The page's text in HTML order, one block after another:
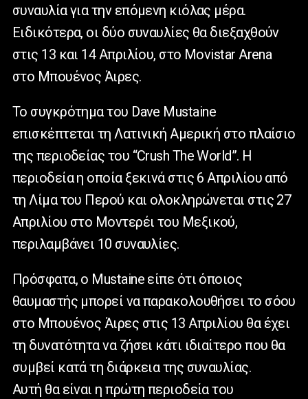
συναυλία για την επόμενη κιόλας μέρα.
Ειδικότερα, οι δύο συναυλίες θα διεξαχθούν
στις 13 και 14 Απριλίου, στο Movistar Arena
στο Μπουένος Άιρες.
Το συγκρότημα του Dave Mustaine
επισκέπτεται τη Λατινική Αμερική στο πλαίσιο
της περιοδείας του “Crush The World”. Η
περιοδεία η οποία ξεκινά στις 6 Απριλίου από
τη Λίμα του Περού και ολοκληρώνεται στις 27
Απριλίου στο Μοντερέι του Μεξικού,
περιλαμβάνει 10 συναυλίες.
Πρόσφατα, ο Mustaine είπε ότι όποιος
θαυμαστής μπορεί να παρακολουθήσει το σόου
στο Μπουένος Άιρες στις 13 Απριλίου θα έχει
τη δυνατότητα να ζήσει κάτι ιδιαίτερο που θα
συμβεί κατά τη διάρκεια της συναυλίας.
Αυτή θα είναι η πρώτη περιοδεία του